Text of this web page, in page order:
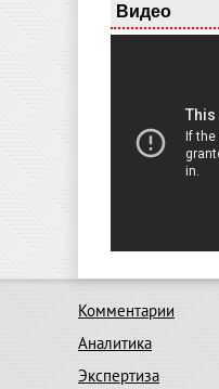
Видео
Комментарии
Аналитика
Экспертиза